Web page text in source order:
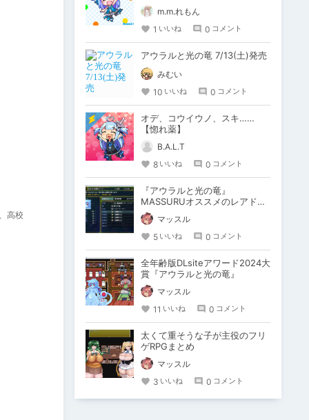
高校
m.m.れもん
1 いいね 0 コメント
アウラルと光の竜 7/13(土)発売
みむい
10 いいね 0 コメント
オデ、コウイウノ、スキ……
【惚れ薬】
B.A.L.T
8 いいね 0 コメント
『アウラルと光の竜』
MASSURUオススメのレアドロ
ップ装備
マッスル
5 いいね 0 コメント
全年齢版DLsiteアワード2024大
賞『アウラルと光の竜』
マッスル
11 いいね 0 コメント
太くて重そうな子が主役のフリ
ゲRPGまとめ
マッスル
3 いいね 0 コメント